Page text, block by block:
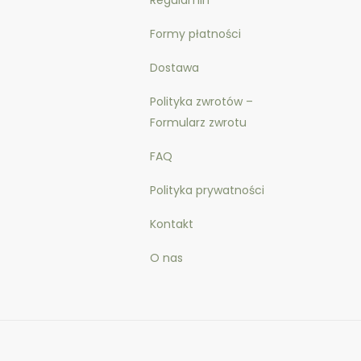
Formy płatności
Dostawa
Polityka zwrotów –
Formularz zwrotu
FAQ
Polityka prywatności
Kontakt
O nas